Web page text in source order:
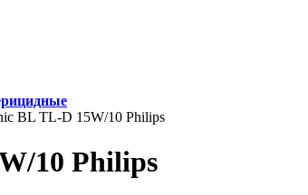
BL TL-D 15W/10 Philips
10 Philips